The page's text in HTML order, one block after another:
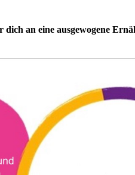
an eine ausgewogene